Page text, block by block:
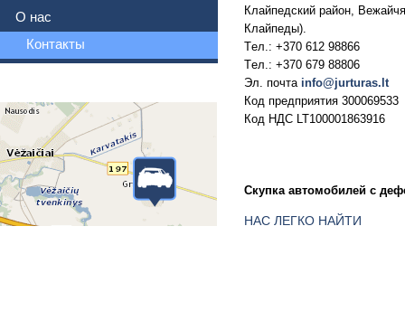
О нас
Контакты
Клайпедский район,
Клайпеды).
Tел.: +370 612 98866
Tел.: +370 679 88806
Эл. почта info@jurturas.lt
Код предприятия 300069533
Код НДС LT100001863916
Скупка автомобилей с
НАС ЛЕГКО НАЙТИ